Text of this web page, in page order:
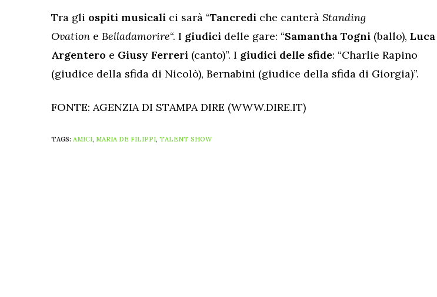
Tra gli ospiti musicali ci sarà “Tancredi che canterà Standing
Ovation e Belladamorire“. I giudici delle gare: “Samantha Togni (ballo), Luca
Argentero e Giusy Ferreri (canto)”. I giudici delle sfide: “Charlie Rapino
(giudice della sfida di Nicolò), Bernabini (giudice della sfida di Giorgia)”.
FONTE: AGENZIA DI STAMPA DIRE (WWW.DIRE.IT)
TAGS: AMICI, MARIA DE FILIPPI, TALENT SHOW